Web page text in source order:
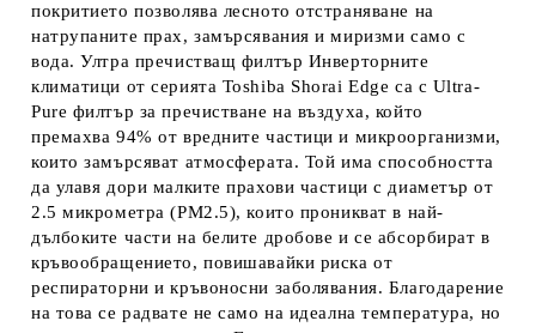
покритието позволява лесното отстраняване на
натрупаните прах, замърсявания и миризми само с
вода. Ултра пречистващ филтър Инверторните
климатици от серията Toshiba Shorai Edge са с Ultra-
Pure филтър за пречистване на въздуха, който
премахва 94% от вредните частици и микроорганизми,
които замърсяват атмосферата. Той има способността
да улавя дори малките прахови частици с диаметър от
2.5 микрометра (PM2.5), които проникват в най-
дълбоките части на белите дробове и се абсорбират в
кръвообращението, повишавайки риска от
респираторни и кръвоносни заболявания. Благодарение
на това се радвате не само на идеална температура, но